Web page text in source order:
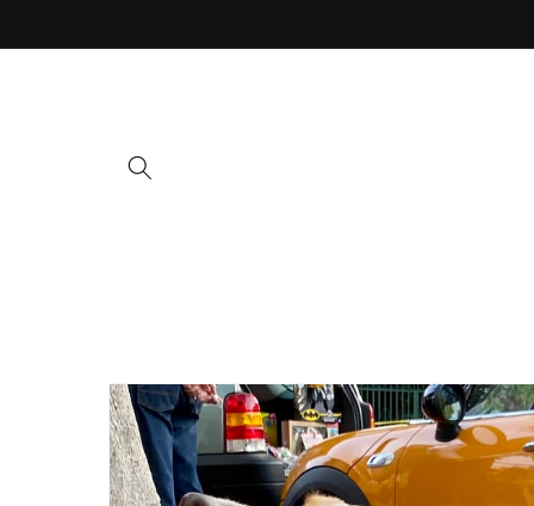
al contenido
directamente
a la
información
del producto